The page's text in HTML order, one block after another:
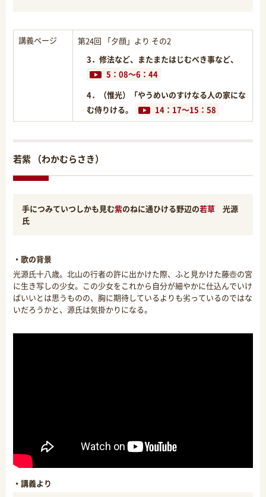
講義ページ
第24回 「夕顔」より その2
3．修法など、またまたはじむべき事など、
5：08～6：44
4．（惟光）「やうめいのすけなる人の家にな
む侍りける。
14：17～15：58
若紫 （わかむらさき）
手につみていつしかも見む紫のねに通ひける野辺の若草 光源
氏
・歌の背景
光源氏十八歳。北山の行者の許に出かけた際、ふと見かけた藤壺の宮
に生き写しの少女。この少女をこれから自分が細やかに仕込んでいけ
ばいいとは思うものの、胸に期待しているよりも劣っているのではな
いだろうかと、源氏は気掛かりになる。
・講義より